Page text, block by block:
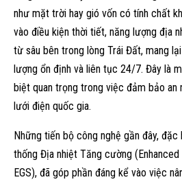
như mặt trời hay gió vốn có tính chất
vào điều kiện thời tiết, năng lượng địa
từ sâu bên trong lòng Trái Đất, mang
lượng ổn định và liên tục 24/7. Đây là
biệt quan trọng trong việc đảm bảo an
lưới điện quốc gia.
Những tiến bộ công nghệ gần đây,
thống Địa nhiệt Tăng cường
EGS), đã góp phần đáng kể vào việc